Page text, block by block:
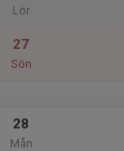
Lör
27
Sön
28
Mån